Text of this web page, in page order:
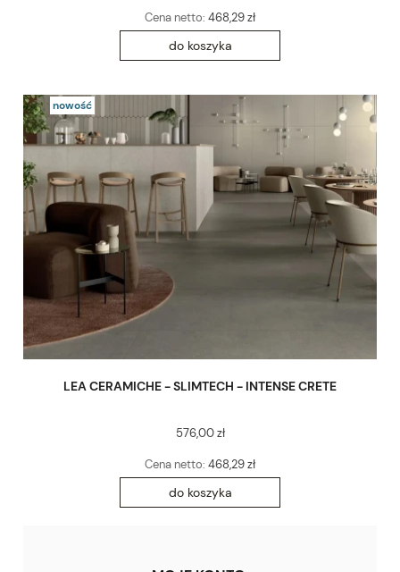
Cena netto: 468,29 zł
do koszyka
LEA CERAMICHE - SLIMTECH - INTENSE CRETE
576,00 zł
Cena netto: 468,29 zł
do koszyka
nowość